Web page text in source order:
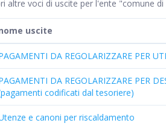
altre voci di uscite per l'ente "comune di
uscite
DA REGOLARIZZARE PER
DA REGOLARIZZARE PER
codificati dal tesoriere)
e canoni per riscaldamento